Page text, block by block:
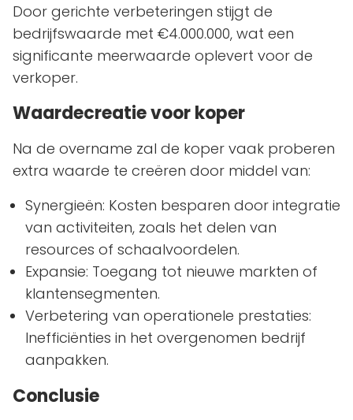
Door gerichte verbeteringen stijgt de
bedrijfswaarde met €4.000.000, wat een
significante meerwaarde oplevert voor de
verkoper.
Waardecreatie voor koper
Na de overname zal de koper vaak proberen
extra waarde te creëren door middel van:
Synergieën: Kosten besparen door integratie
van activiteiten, zoals het delen van
resources of schaalvoordelen.
Expansie: Toegang tot nieuwe markten of
klantensegmenten.
Verbetering van operationele prestaties:
Inefficiënties in het overgenomen bedrijf
aanpakken.
Conclusie